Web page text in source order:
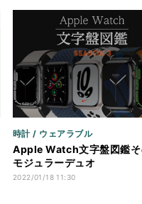
時計 / ウェアラブル
Apple Watch文字盤図鑑
モジュラーデュオ
2022/01/18 11:30